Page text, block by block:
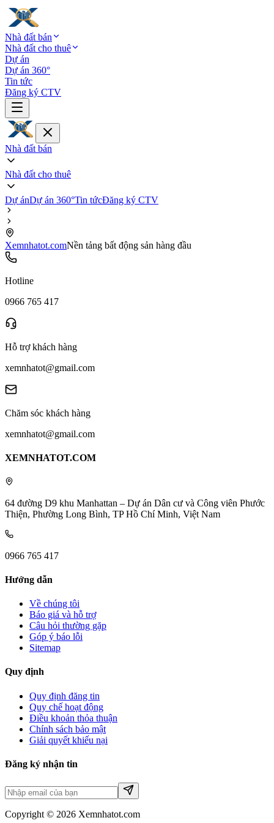
Nhà đất bán
Nhà đất cho thuê
Dự án
Dự án 360°
Tin tức
Đăng ký CTV
Nhà đất bán
Nhà đất cho thuê
Dự ánDự án 360°Tin tứcĐăng ký CTV
Xemnhatot.comNền tảng bất động sản hàng đầu
Hotline
0966 765 417
Hỗ trợ khách hàng
xemnhatot@gmail.com
Chăm sóc khách hàng
xemnhatot@gmail.com
XEMNHATOT.COM
64 đường D9 khu Manhattan – Dự án Dân cư và Công viên Phước
Thiện, Phường Long Bình, TP Hồ Chí Minh, Việt Nam
0966 765 417
Hướng dẫn
Về chúng tôi
Báo giá và hỗ trợ
Câu hỏi thường gặp
Góp ý báo lỗi
Sitemap
Quy định
Quy định đăng tin
Quy chế hoạt động
Điều khoản thỏa thuận
Chính sách bảo mật
Giải quyết khiếu nại
Đăng ký nhận tin
Copyright © 2026 Xemnhatot.com